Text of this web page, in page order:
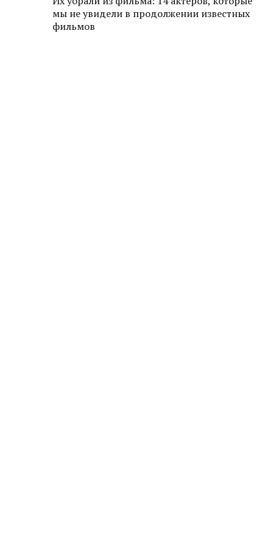
мы не увидели в продолжении известных
фильмов